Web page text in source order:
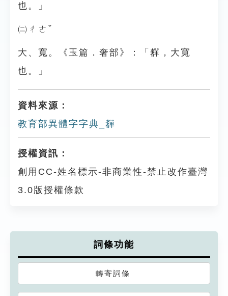
也。」
㈡ㄔㄜˇ
大、寬。《玉篇．奢部》：「奲，大寬
也。」
資料來源：
教育部異體字字典_奲
授權資訊：
創用CC-姓名標示-非商業性-禁止改作臺灣
3.0版授權條款
詞條功能
轉寄詞條